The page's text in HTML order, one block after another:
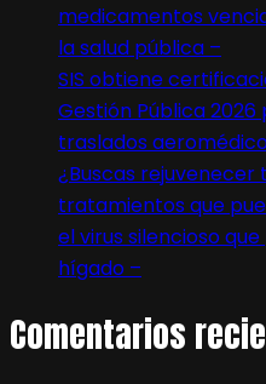
medicamentos
la salud pública –
SIS obtiene
Gestión Pública
traslados
¿Buscas rejuvenecer
tratamientos que
el virus silencioso
hígado –
Comentarios